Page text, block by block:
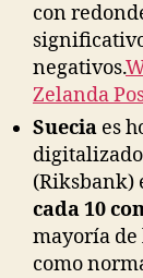
con
negativos.
Zelanda
Suecia es
(Riksbank)
cada 10
mayoría de
como